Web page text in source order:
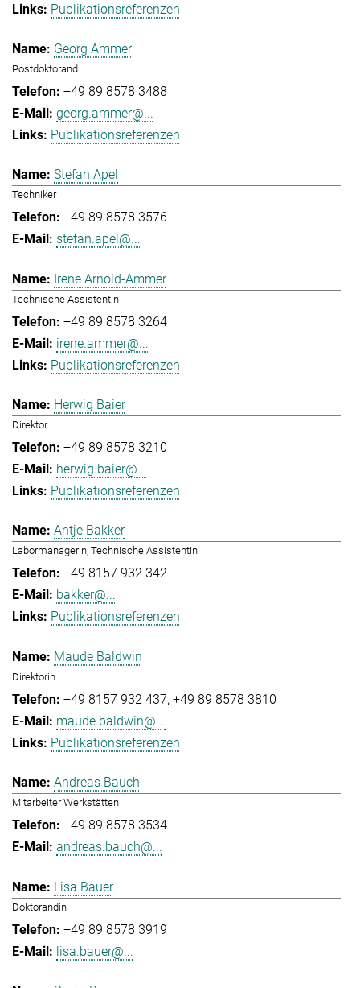
Publikationsreferenzen
Georg Ammer
Postdoktorand
+49 89 8578 3488
georg.ammer@...
Publikationsreferenzen
Stefan Apel
Techniker
+49 89 8578 3576
stefan.apel@...
Irene Arnold-Ammer
Technische Assistentin
+49 89 8578 3264
irene.ammer@...
Publikationsreferenzen
Herwig Baier
Direktor
+49 89 8578 3210
herwig.baier@...
Publikationsreferenzen
Antje Bakker
Labormanagerin, Technische Assistentin
+49 8157 932 342
bakker@...
Publikationsreferenzen
Maude Baldwin
Direktorin
+49 8157 932 437 +49 89 8578 3810
maude.baldwin@...
Publikationsreferenzen
Andreas Bauch
Mitarbeiter Werkstätten
+49 89 8578 3534
andreas.bauch@...
Lisa Bauer
Doktorandin
+49 89 8578 3919
lisa.bauer@...